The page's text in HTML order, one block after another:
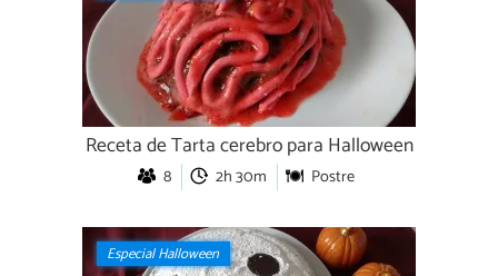
Receta de Tarta cerebro para Halloween
8 2h 30m Postre
Especial Halloween